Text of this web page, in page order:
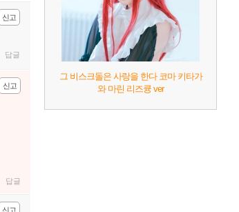
신고
답글
신고
답글
신고
그 비스크돌은 사랑을 한다 코마 키타가
와 마린 리즈큥 ver